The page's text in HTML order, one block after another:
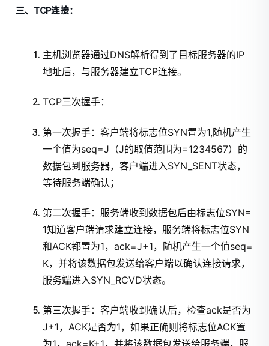
三、TCP连接：
主机浏览器通过DNS解析得到了目标服务器的IP
地址后，与服务器建立TCP连接。
TCP三次握手：
第一次握手：客户端将标志位SYN置为1,随机产生
一个值为seq=J（J的取值范围为=1234567）的
数据包到服务器，客户端进入SYN_SENT状态，
等待服务端确认；
第二次握手：服务端收到数据包后由标志位SYN=
1知道客户端请求建立连接，服务端将标志位SYN
和ACK都置为1，ack=J+1，随机产生一个值seq=
K，并将该数据包发送给客户端以确认连接请求，
服务端进入SYN_RCVD状态。
第三次握手：客户端收到确认后，检查ack是否为
J+1，ACK是否为1，如果正确则将标志位ACK置